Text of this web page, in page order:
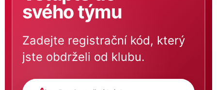
svého týmu
Zadejte registrační kód, který
jste obdrželi od klubu.